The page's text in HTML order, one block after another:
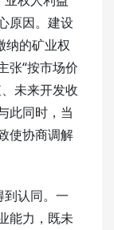
原因。建设
纳的矿业权
张“按市场价
未来开发收
此同时，当
使协商调解
到认同。一
能力，既未